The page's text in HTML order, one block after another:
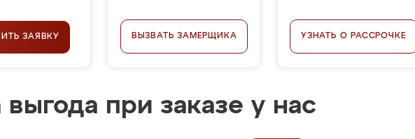
ЗАЯВКУ ВЫЗВАТЬ ЗАМЕРЩИКА УЗНАТЬ О РАССРОЧКЕ
выгода при заказе у нас